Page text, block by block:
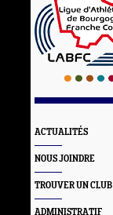
ACTUALITÉS
NOUS JOINDRE
TROUVER UN CLUB
ADMINISTRATIF